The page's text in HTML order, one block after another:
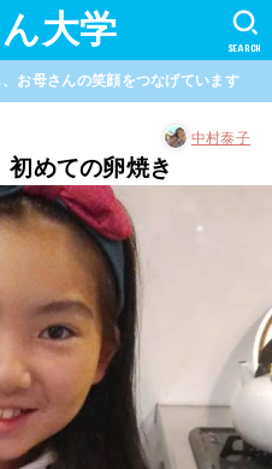
大学 SEARCH
お母さんの笑顔をつなげています
中村泰子
めての卵焼き